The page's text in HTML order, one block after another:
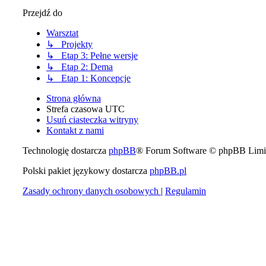
Przejdź do
Warsztat
↳ Projekty
↳ Etap 3: Pełne wersje
↳ Etap 2: Dema
↳ Etap 1: Koncepcje
Strona główna
Strefa czasowa UTC
Usuń ciasteczka witryny
Kontakt z nami
Technologię dostarcza phpBB® Forum Software © phpBB
Polski pakiet językowy dostarcza phpBB.pl
Zasady ochrony danych osobowych | Regulamin